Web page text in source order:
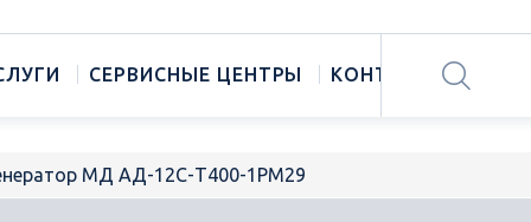
СЕРВИСНЫЕ ЦЕНТРЫ КОНТАКТЫ
МД АД-12С-Т400-1РМ29